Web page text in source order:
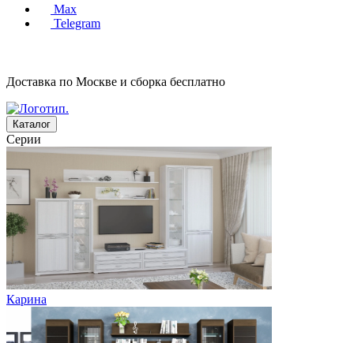
Max
Telegram
Доставка по Москве и сборка бесплатно
Каталог
Серии
Карина